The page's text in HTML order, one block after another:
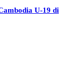
U-19 di